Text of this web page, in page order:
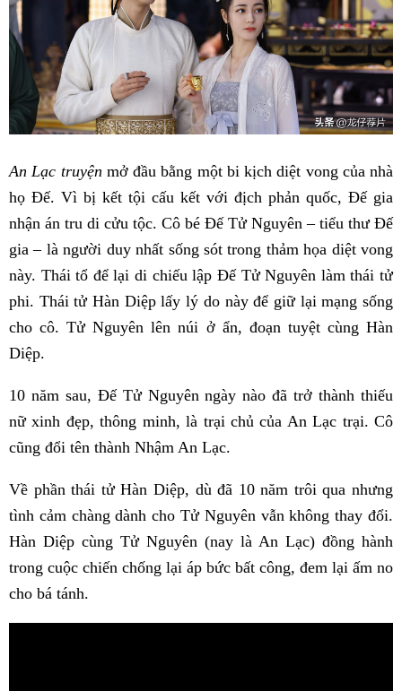
An Lạc truyện mở đầu bằng một bi kịch diệt vong của nhà
họ Đế. Vì bị kết tội cấu kết với địch phản quốc, Đế gia
nhận án tru di cửu tộc. Cô bé Đế Tử Nguyên – tiểu thư Đế
gia – là người duy nhất sống sót trong thảm họa diệt vong
này. Thái tổ để lại di chiếu lập Đế Tử Nguyên làm thái tử
phi. Thái tử Hàn Diệp lấy lý do này để giữ lại mạng sống
cho cô. Tử Nguyên lên núi ở ẩn, đoạn tuyệt cùng Hàn
Diệp.
10 năm sau, Đế Tử Nguyên ngày nào đã trở thành thiếu
nữ xinh đẹp, thông minh, là trại chủ của An Lạc trại. Cô
cũng đổi tên thành Nhậm An Lạc.
Về phần thái tử Hàn Diệp, dù đã 10 năm trôi qua nhưng
tình cảm chàng dành cho Tử Nguyên vẫn không thay đổi.
Hàn Diệp cùng Tử Nguyên (nay là An Lạc) đồng hành
trong cuộc chiến chống lại áp bức bất công, đem lại ấm no
cho bá tánh.